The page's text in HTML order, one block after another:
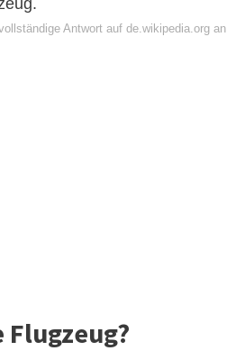
Antwort auf de.wikipedia.org an